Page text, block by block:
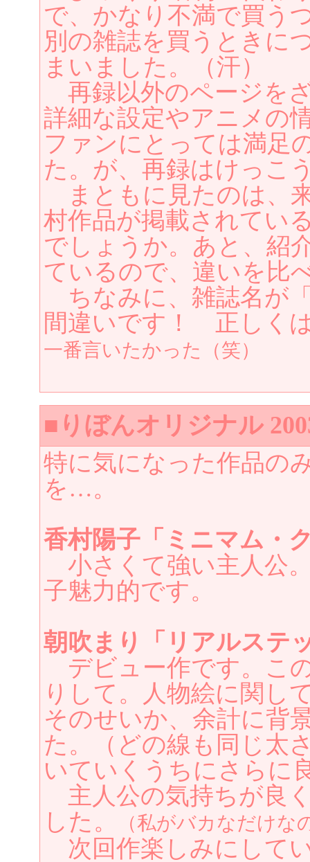
で、かなり不満で買う
別の雑誌を買うときに
まいました。（汗）
再録以外のページを
詳細な設定やアニメの
ファンにとっては満足
た。が、再録はけっこ
まともに見たのは、
村作品が掲載されてい
でしょうか。あと、紹
ているので、違いを比
ちなみに、雑誌名が
間違いです！ 正しく
一番言いたかった（笑）
■りぼんオリジナル
特に気になった作品の
を…。
香村陽子「ミニマム・
小さくて強い主人公
子魅力的です。
朝吹まり「リアルステ
デビュー作です。こ
りして。人物絵に関し
そのせいか、余計に背
た。（どの線も同じ太
いていくうちにさらに
主人公の気持ちが良
した。
（私がバカなだけ
次回作楽しみにして